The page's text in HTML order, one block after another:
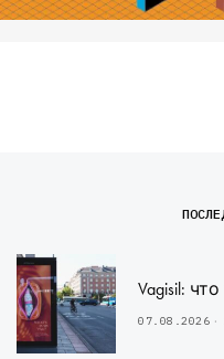
Vagisil:
07.08.2026